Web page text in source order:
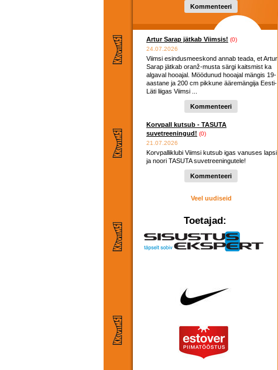
Kommenteeri
Artur Sarap jätkab Viimsis! (0)
24.07.2026
Viimsi esindusmeeskond annab teada, et Artur
Sarap jätkab oranž-musta särgi kaitsmist ka
algaval hooajal. Möödunud hooajal mängis 19-
aastane ja 200 cm pikkune ääremängija Eesti-
Läti liigas Viimsi ...
Kommenteeri
Korvpall kutsub - TASUTA
suvetreeningud! (0)
21.07.2026
Korvpalliklubi Viimsi kutsub igas vanuses lapsi
ja noori TASUTA suvetreeningutele!
Kommenteeri
Veel uudiseid
Toetajad: